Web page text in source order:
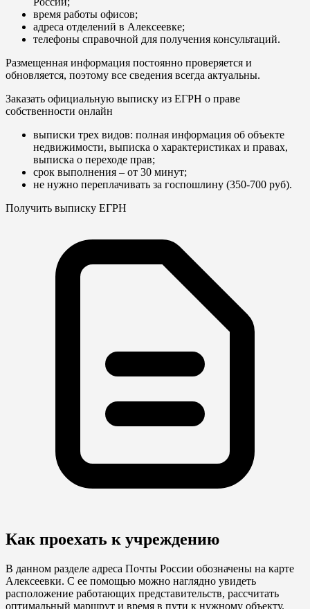
время работы офисов;
адреса отделений в Алексеевке;
телефоны справочной для получения консультаций.
Размещенная информация постоянно проверяется и
обновляется, поэтому все сведения всегда актуальны.
Заказать официальную выписку из ЕГРН о праве
собственности онлайн
выписки трех видов: полная информация об объекте
недвижимости, выписка о характеристиках и правах,
выписка о переходе прав;
срок выполнения – от 30 минут;
не нужно переплачивать за госпошлину (350-700 руб).
Получить выписку ЕГРН
Как проехать к учреждению
В данном разделе адреса Почты России обозначены на карте
Алексеевки. С ее помощью можно наглядно увидеть
расположение работающих представительств, рассчитать
оптимальный маршрут и время в пути к нужному объекту.